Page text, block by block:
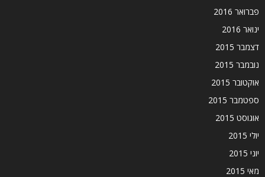
פברואר 2016
ינואר 2016
דצמבר 2015
נובמבר 2015
אוקטובר 2015
ספטמבר 2015
אוגוסט 2015
יולי 2015
יוני 2015
מאי 2015